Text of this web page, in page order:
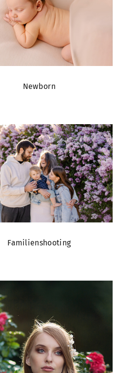
Newborn
Familienshooting